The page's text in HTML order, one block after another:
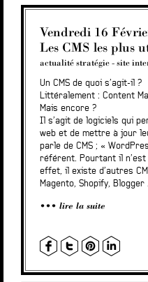
Vendredi 16
Les CMS les plus
actualité stratégie - site
Un CMS de quoi s’agit-il ?
Littéralement : Content
Mais encore ?
Il s’agit de logiciels qui
web et de mettre à jour
parle de CMS ; «
référent. Pourtant il n’est
effet, il existe d’autres
Magento, Shopify, Blogger
lire la suite